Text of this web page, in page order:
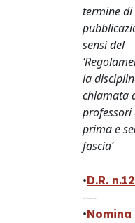
termine di
sensi del
la
chiamata
professori
prima e
fascia’
•D.R.
----
•Nomina